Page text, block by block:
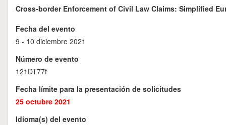
Cross-border Enforcement of Civil Law Claims: Simplified
Fecha del evento
9 - 10 diciembre 2021
Número de evento
121DT77f
Fecha límite para la presentación de solicitudes
25 octubre 2021
Idioma(s) del evento